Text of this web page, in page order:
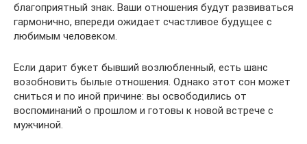
благоприятный знак. Ваши отношения будут развиваться
гармонично, впереди ожидает счастливое будущее с
любимым человеком.
Если дарит букет бывший возлюбленный, есть шанс
возобновить былые отношения. Однако этот сон может
сниться и по иной причине: вы освободились от
воспоминаний о прошлом и готовы к новой встрече с
мужчиной.